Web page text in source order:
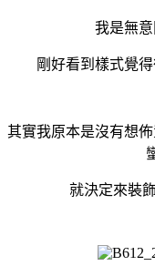
我是無
剛好看到樣式覺
其實我原本是沒有想
就決定來裝